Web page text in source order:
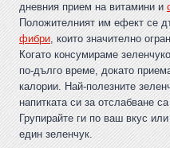
дневния прием на витамини и
Положителният им ефект се
фибри, които значително
Когато консумираме
по-дълго време, докато
калории. Най-полезните
напитката си за отслабване
Групирайте ги по ваш вкус
един зеленчук.